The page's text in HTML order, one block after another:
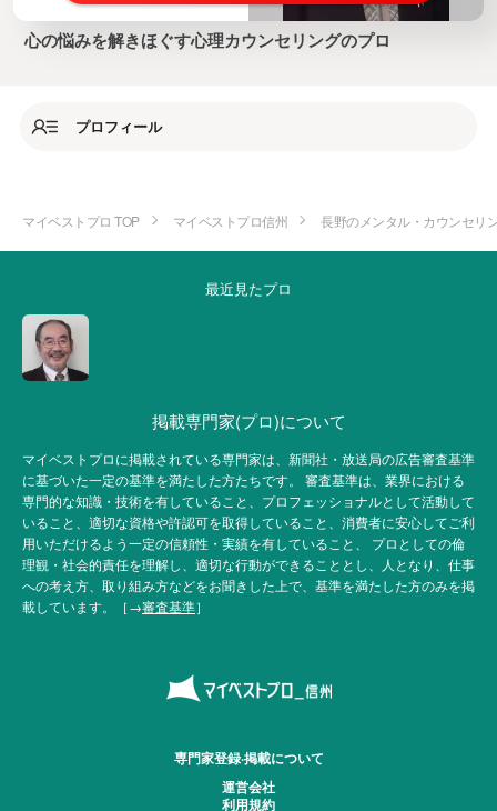
心の悩みを解きほぐす心理カウンセリングのプロ
プロフィール
マイベストプロ TOP マイベストプロ信州 長野のメンタル・カウンセリ
最近見たプロ
掲載専門家(プロ)について
マイベストプロに掲載されている専門家は、新聞社・放送局の広告審査基準
に基づいた一定の基準を満たした方たちです。 審査基準は、業界における
専門的な知識・技術を有していること、プロフェッショナルとして活動して
いること、適切な資格や許認可を取得していること、消費者に安心してご利
用いただけるよう一定の信頼性・実績を有していること、 プロとしての倫
理観・社会的責任を理解し、適切な行動ができることとし、人となり、仕事
への考え方、取り組み方などをお聞きした上で、基準を満たした方のみを掲
載しています。［→審査基準］
専門家登録·掲載について
運営会社
利用規約